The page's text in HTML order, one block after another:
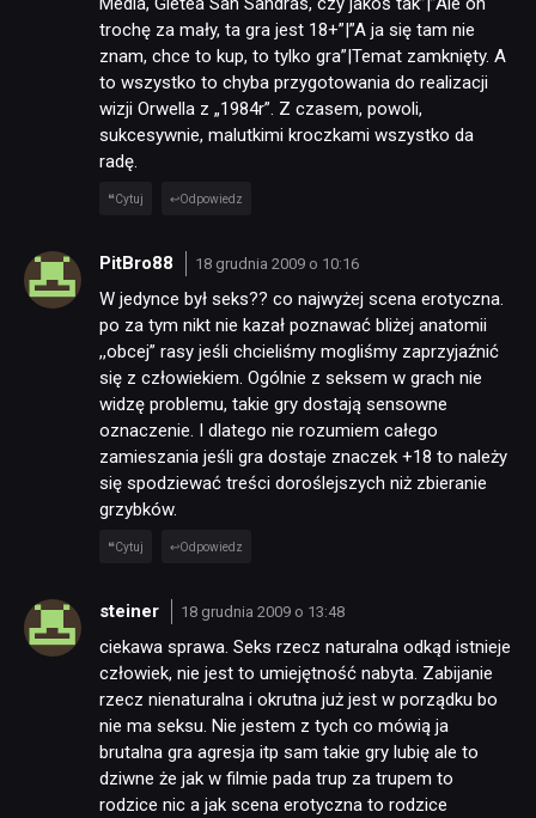
trochę za mały, ta gra jest 18+”|”A ja się tam nie
znam, chce to kup, to tylko gra”|Temat zamknięty. A
to wszystko to chyba przygotowania do realizacji
wizji Orwella z „1984r”. Z czasem, powoli,
sukcesywnie, malutkimi kroczkami wszystko da
radę.
Cytuj Odpowiedz
PitBro88 18 grudnia 2009 o 10:16
W jedynce był seks?? co najwyżej scena erotyczna.
po za tym nikt nie kazał poznawać bliżej anatomii
,,obcej” rasy jeśli chcieliśmy mogliśmy zaprzyjaźnić
się z człowiekiem. Ogólnie z seksem w grach nie
widzę problemu, takie gry dostają sensowne
oznaczenie. I dlatego nie rozumiem całego
zamieszania jeśli gra dostaje znaczek +18 to należy
się spodziewać treści doroślejszych niż zbieranie
grzybków.
Cytuj Odpowiedz
steiner 18 grudnia 2009 o 13:48
ciekawa sprawa. Seks rzecz naturalna odkąd istnieje
człowiek, nie jest to umiejętność nabyta. Zabijanie
rzecz nienaturalna i okrutna już jest w porządku bo
nie ma seksu. Nie jestem z tych co mówią ja
brutalna gra agresja itp sam takie gry lubię ale to
dziwne że jak w filmie pada trup za trupem to
rodzice nic a jak scena erotyczna to rodzice